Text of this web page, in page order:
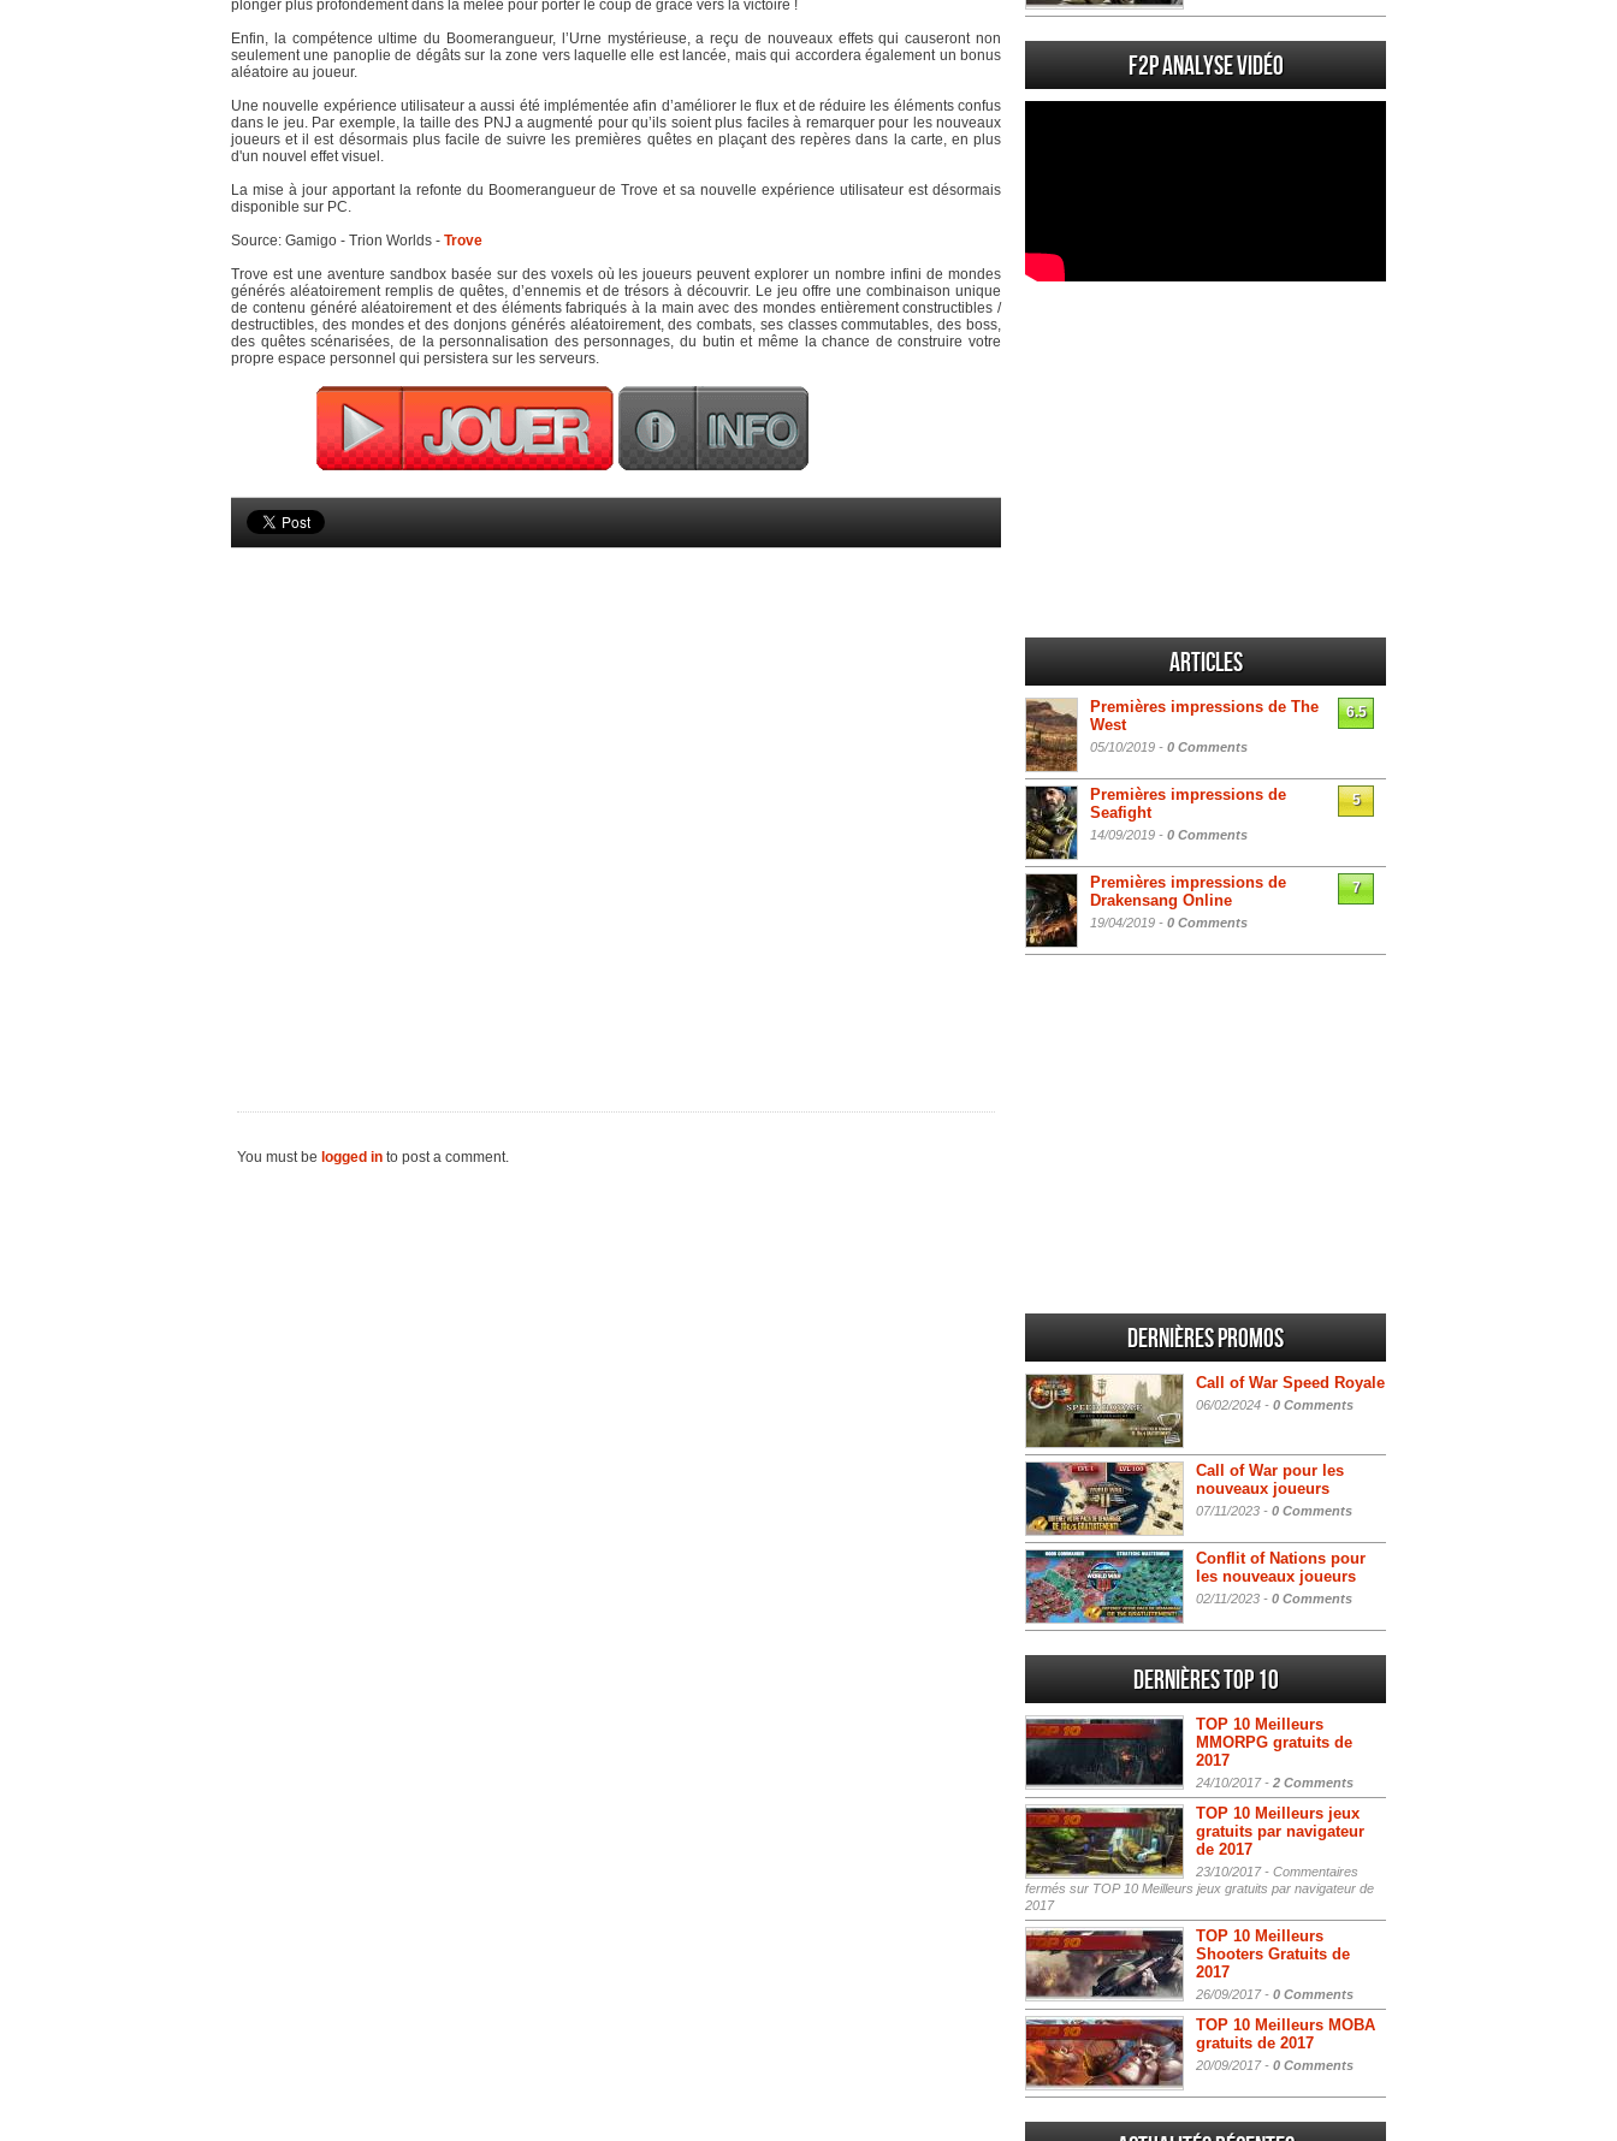
plonger plus profondément dans la mêlée pour porter le coup de grâce vers la victoire !
Enfin, la compétence ultime du Boomerangueur, l’Urne mystérieuse, a reçu de nouveaux effets qui causeront non
seulement une panoplie de dégâts sur la zone vers laquelle elle est lancée, mais qui accordera également un bonus
aléatoire au joueur.
Une nouvelle expérience utilisateur a aussi été implémentée afin d’améliorer le flux et de réduire les éléments confus
dans le jeu. Par exemple, la taille des PNJ a augmenté pour qu’ils soient plus faciles à remarquer pour les nouveaux
joueurs et il est désormais plus facile de suivre les premières quêtes en plaçant des repères dans la carte, en plus
d'un nouvel effet visuel.
La mise à jour apportant la refonte du Boomerangueur de Trove et sa nouvelle expérience utilisateur est désormais
disponible sur PC.
Source: Gamigo - Trion Worlds - Trove
Trove est une aventure sandbox basée sur des voxels où les joueurs peuvent explorer un nombre infini de mondes
générés aléatoirement remplis de quêtes, d’ennemis et de trésors à découvrir. Le jeu offre une combinaison unique
de contenu généré aléatoirement et des éléments fabriqués à la main avec des mondes entièrement constructibles /
destructibles, des mondes et des donjons générés aléatoirement, des combats, ses classes commutables, des boss,
des quêtes scénarisées, de la personnalisation des personnages, du butin et même la chance de construire votre
propre espace personnel qui persistera sur les serveurs.
You must be logged in to post a comment.
F2P Analyse vidéo
Articles
Premières impressions de The
West
05/10/2019 - 0 Comments
6.5
Premières impressions de
Seafight
14/09/2019 - 0 Comments
5
Premières impressions de
Drakensang Online
19/04/2019 - 0 Comments
7
Dernières promos
Call of War Speed Royale
06/02/2024 - 0 Comments
Call of War pour les
nouveaux joueurs
07/11/2023 - 0 Comments
Conflit of Nations pour
les nouveaux joueurs
02/11/2023 - 0 Comments
Dernières Top 10
TOP 10 Meilleurs
MMORPG gratuits de
2017
24/10/2017 - 2 Comments
TOP 10 Meilleurs jeux
gratuits par navigateur
de 2017
23/10/2017 - Commentaires
fermés sur TOP 10 Meilleurs jeux gratuits par navigateur de
2017
TOP 10 Meilleurs
Shooters Gratuits de
2017
26/09/2017 - 0 Comments
TOP 10 Meilleurs MOBA
gratuits de 2017
20/09/2017 - 0 Comments